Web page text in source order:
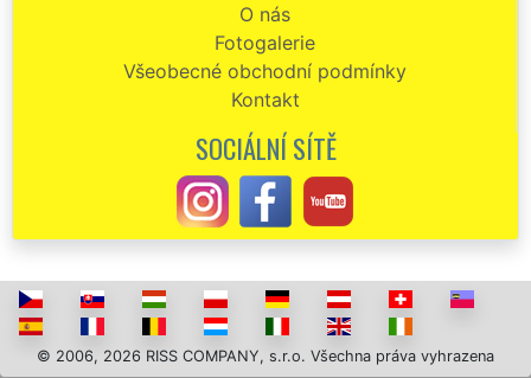
O nás
Fotogalerie
Všeobecné obchodní podmínky
Kontakt
SOCIÁLNÍ SÍTĚ
© 2006, 2026 RISS COMPANY, s.r.o. Všechna práva vyhrazena